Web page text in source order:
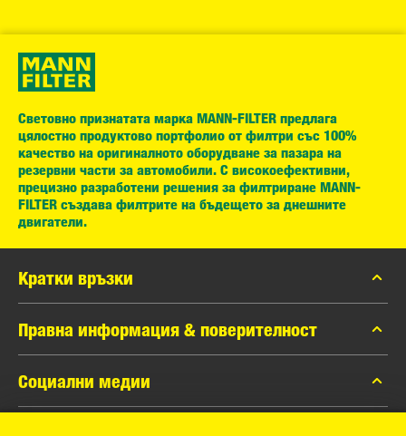
Световно признатата марка MANN-FILTER предлага
цялостно продуктово портфолио от филтри със 100%
качество на оригиналното оборудване за пазара на
резервни части за автомобили. С високоефективни,
прецизно разработени решения за филтриране MANN-
FILTER създава филтрите на бъдещето за днешните
двигатели.
Кратки връзки
каталог MANN-FILTER
Контакти
Правна информация & поверителност
Защита на личните данни
Официално уведомление
Социални медии